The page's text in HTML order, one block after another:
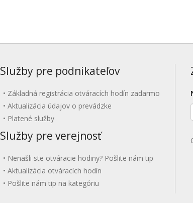
Služby pre podnikateľov
Základná registrácia otváracích hodín zadarmo
Aktualizácia údajov o prevádzke
Platené služby
Služby pre verejnosť
Nenašli ste otváracie hodiny? Pošlite nám tip
Aktualizácia otváracích hodín
Pošlite nám tip na kategóriu
E-